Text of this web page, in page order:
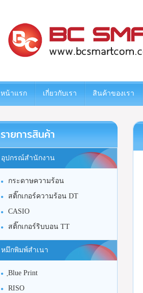
หน้าแรก เกี่ยวกับเรา สินค้าของเรา
รายการสินค้า
อุปกรณ์สำนักงาน
กระดาษความร้อน
สติ๊กเกอร์ความร้อน DT
CASIO
สติ๊กเกอร์ริบบอน TT
หมึกพิมพ์สำเนา
ฺBlue Print
RISO